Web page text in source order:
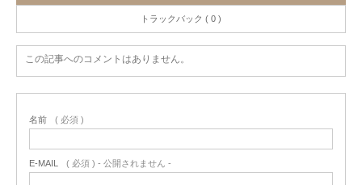
トラックバック ( 0 )
この記事へのコメントはありません。
名前 ( 必須 )
E-MAIL ( 必須 ) - 公開されません -